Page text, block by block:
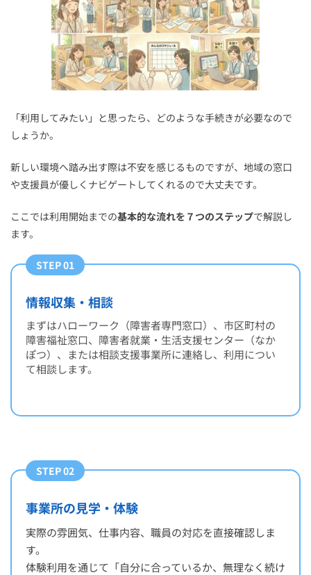
「利用してみたい」と思ったら、どのような手続きが必要なので
しょうか。
新しい環境へ踏み出す際は不安を感じるものですが、地域の窓口
や支援員が優しくナビゲートしてくれるので大丈夫です。
ここでは利用開始までの基本的な流れを７つのステップで解説し
ます。
STEP 01
情報収集・相談
まずはハローワーク（障害者専門窓口）、市区町村の
障害福祉窓口、障害者就業・生活支援センター（なか
ぽつ）、または相談支援事業所に連絡し、利用につい
て相談します。
STEP 02
事業所の見学・体験
実際の雰囲気、仕事内容、職員の対応を直接確認しま
す。
体験利用を通じて「自分に合っているか、無理なく続け